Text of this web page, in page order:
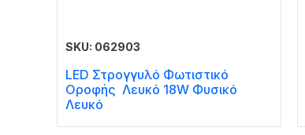
SKU: 062903
LED Στρογγυλό Φωτιστικό
Οροφής Λευκό 18W Φυσικό
Λευκό